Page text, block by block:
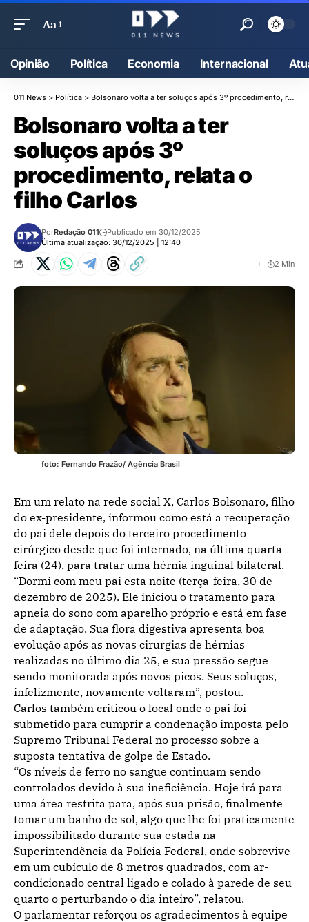
Aa
Opinião Política Economia Internacional
011 News > Política > Bolsonaro volta a ter soluços após 3º procedimento, relata o filho Carlos
Bolsonaro volta a ter
soluços após 3º
procedimento, relata o
filho Carlos
Última atualização: 30/12/2025 | 12:40
PorRedação 011 Publicado em 30/12/2025
2 Min
foto: Fernando Frazão/ Agência Brasil
Em um relato na rede social X, Carlos Bolsonaro, filho
do ex-presidente, informou como está a recuperação
do pai dele depois do terceiro procedimento
cirúrgico desde que foi internado, na última quarta-
feira (24), para tratar uma hérnia inguinal bilateral.
“Dormi com meu pai esta noite (terça-feira, 30 de
dezembro de 2025). Ele iniciou o tratamento para
apneia do sono com aparelho próprio e está em fase
de adaptação. Sua flora digestiva apresenta boa
evolução após as novas cirurgias de hérnias
realizadas no último dia 25, e sua pressão segue
sendo monitorada após novos picos. Seus soluços,
infelizmente, novamente voltaram”, postou.
Carlos também criticou o local onde o pai foi
submetido para cumprir a condenação imposta pelo
Supremo Tribunal Federal no processo sobre a
suposta tentativa de golpe de Estado.
“Os níveis de ferro no sangue continuam sendo
controlados devido à sua ineficiência. Hoje irá para
uma área restrita para, após sua prisão, finalmente
tomar um banho de sol, algo que lhe foi praticamente
impossibilitado durante sua estada na
Superintendência da Polícia Federal, onde sobrevive
em um cubículo de 8 metros quadrados, com ar-
condicionado central ligado e colado à parede de seu
quarto o perturbando o dia inteiro”, relatou.
O parlamentar reforçou os agradecimentos à equipe